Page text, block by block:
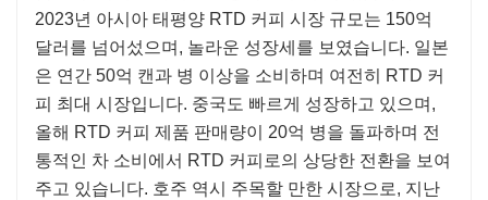
2023년 아시아 태평양 RTD 커피 시장 규모는 150억
달러를 넘어섰으며, 놀라운 성장세를 보였습니다. 일본
은 연간 50억 캔과 병 이상을 소비하며 여전히 RTD 커
피 최대 시장입니다. 중국도 빠르게 성장하고 있으며,
올해 RTD 커피 제품 판매량이 20억 병을 돌파하며 전
통적인 차 소비에서 RTD 커피로의 상당한 전환을 보여
주고 있습니다. 호주 역시 주목할 만한 시장으로, 지난